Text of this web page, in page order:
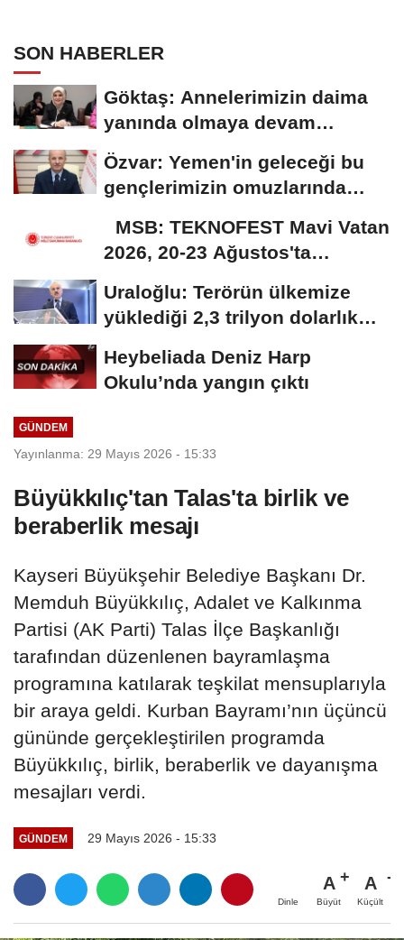
SON HABERLER
Göktaş: Annelerimizin daima
yanında olmaya devam
Özvar: Yemen'in geleceği bu
gençlerimizin omuzlarında
MSB: TEKNOFEST Mavi Vatan
2026, 20-23 Ağustos'ta
Uraloğlu: Terörün ülkemize
yüklediği 2,3 trilyon dolarlık
Heybeliada Deniz Harp
Okulu’nda yangın çıktı
GÜNDEM
Yayınlanma: 29 Mayıs 2026 - 15:33
Büyükkılıç'tan Talas'ta birlik ve
beraberlik mesajı
Kayseri Büyükşehir Belediye Başkanı Dr.
Memduh Büyükkılıç, Adalet ve Kalkınma
Partisi (AK Parti) Talas İlçe Başkanlığı
tarafından düzenlenen bayramlaşma
programına katılarak teşkilat mensuplarıyla
bir araya geldi. Kurban Bayramı’nın üçüncü
gününde gerçekleştirilen programda
Büyükkılıç, birlik, beraberlik ve dayanışma
mesajları verdi.
GÜNDEM 29 Mayıs 2026 - 15:33
Dinle
A
Büyüt
A
Küçült